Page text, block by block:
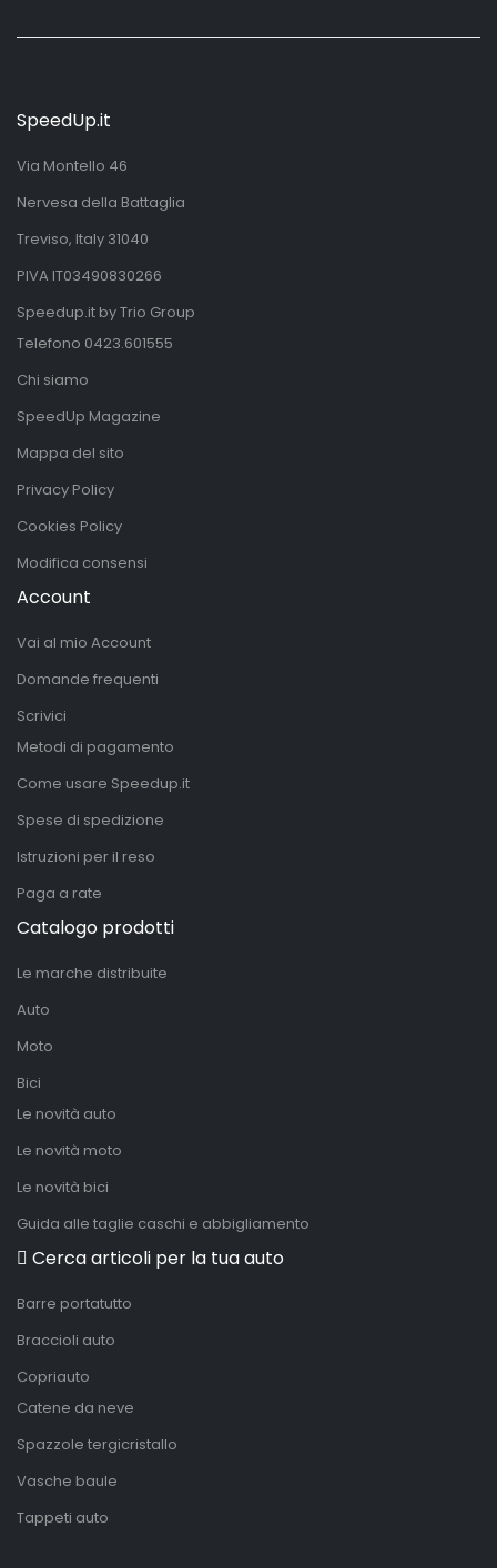
SpeedUp.it
Via Montello 46
Nervesa della Battaglia
Treviso, Italy 31040
PIVA IT03490830266
Speedup.it by Trio Group
Telefono 0423.601555
Chi siamo
SpeedUp Magazine
Mappa del sito
Privacy Policy
Cookies Policy
Modifica consensi
Account
Vai al mio Account
Domande frequenti
Scrivici
Metodi di pagamento
Come usare Speedup.it
Spese di spedizione
Istruzioni per il reso
Paga a rate
Catalogo prodotti
Le marche distribuite
Auto
Moto
Bici
Le novità auto
Le novità moto
Le novità bici
Guida alle taglie caschi e abbigliamento
Cerca articoli per la tua auto
Barre portatutto
Braccioli auto
Copriauto
Catene da neve
Spazzole tergicristallo
Vasche baule
Tappeti auto